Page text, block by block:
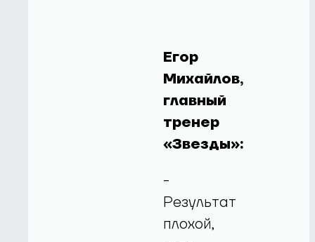
Егор
Михайлов,
главный
тренер
«Звезды»:
-
Результат
плохой,